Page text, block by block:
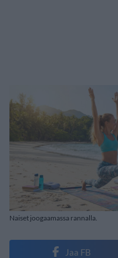
Naiset joogaamassa rannalla.
Jaa FB